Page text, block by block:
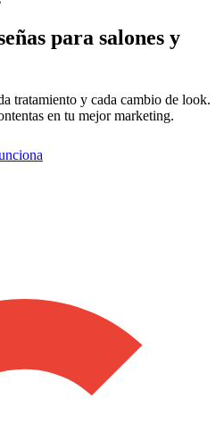
para salones y
tratamiento y cada cambio de look.
en tu mejor marketing.